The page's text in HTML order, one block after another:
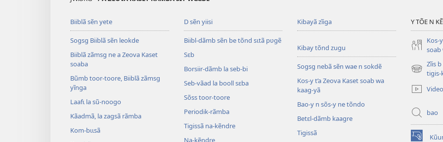
Biiblã sẽn yete
Sogsg Biiblã sẽn leokde
Biiblã zãmsg ne a Zeova Kaset
soaba
Bũmb toor-toore, Biiblã zãmsg
yĩnga
Laafɩ la sũ-noogo
Kãadmã, la zagsã rãmba
Kom-bɩɩsã
D sẽn yiisi
Biibl-dãmb sẽn be tõnd sɩtã pʋgẽ
Sɛb
Borsiir-dãmb la seb-bi
Seb-vãad la booll sɛba
Sõss toor-toore
Periodik-rãmba
Tigissã na-kẽndre
Na-kẽndre
Kibayã zĩiga
Kibay tõnd zugu
Sogsg nebã sẽn wae n sokdẽ
Kos-y t’a Zeova Kaset soab wa
kaag-yã
Bao-y n sõs-y ne tõndo
Betɛl-dãmb kaagre
Tigissã
Y TÕE N
Kos-
soab
Zĩis
tigis-
(ouvre
nouvelle
bao